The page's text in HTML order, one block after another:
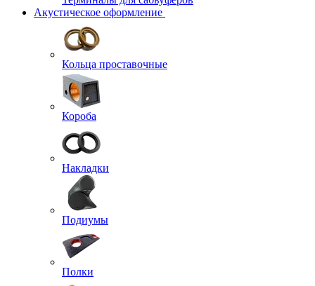
Акустическое оформление
Кольца проставочные
Короба
Накладки
Подиумы
Полки